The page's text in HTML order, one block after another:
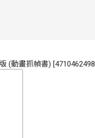
(動畫抓幀書)